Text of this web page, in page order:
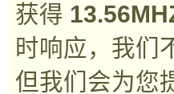
获得
时响应，我们
但我们会为您